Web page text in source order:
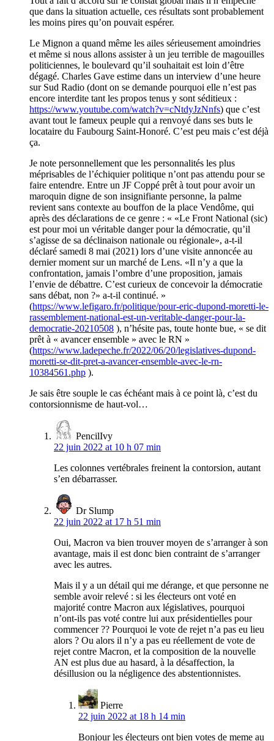
que dans la situation actuelle, ces résultats sont probablement
les moins pires qu’on pouvait espérer.
Le Mignon a quand même les ailes sérieusement amoindries
et même si nous allons assister à un jeu terrible de magouilles
politiciennes, le boulevard qu’il souhaitait est loin d’être
dégagé. Charles Gave estime dans un interview d’une heure
sur Sud Radio (dont on se demande pourquoi elle n’est pas
encore interdite tant les propos tenus y sont séditieux :
https://www.youtube.com/watch?v=cNtdyJzNnfs) que c’est
avant tout le fameux peuple qui a renvoyé dans ses buts le
locataire du Faubourg Saint-Honoré. C’est peu mais c’est déjà
ça.
Je note personnellement que les personnalités les plus
méprisables de l’échiquier politique n’ont pas attendu pour se
faire entendre. Entre un JF Coppé prêt à tout pour avoir un
maroquin digne de son insignifiante personne, la palme
revient sans contexte au bouffon de la place Vendôme, qui
après des déclarations de ce genre : « «Le Front National (sic)
est pour moi un véritable danger pour la démocratie, qu’il
s’agisse de sa déclinaison nationale ou régionale», a-t-il
déclaré samedi 8 mai (2021) lors d’une visite annoncée au
dernier moment sur un marché de Lens. «Il n’y a que la
confrontation, jamais l’ombre d’une proposition, jamais
l’envie de débattre. C’est curieux de concevoir la démocratie
sans débat, non ?» a-t-il continué. »
(https://www.lefigaro.fr/politique/pour-eric-dupond-moretti-le-
rassemblement-national-est-un-veritable-danger-pour-la-
democratie-20210508 ), n’hésite pas, toute honte bue, « se dit
prêt à « avancer ensemble » avec le RN »
(https://www.ladepeche.fr/2022/06/20/legislatives-dupond-
moretti-se-dit-pret-a-avancer-ensemble-avec-le-rn-
10384561.php ).
Je sais être souple le cas échéant mais à ce point là, c’est du
contorsionnisme de haut-vol…
PencilIvy
22 juin 2022 at 10 h 07 min
Les colonnes vertébrales freinent la contorsion, autant
s’en débarrasser.
Dr Slump
22 juin 2022 at 17 h 51 min
Oui, Macron va bien trouver moyen de s’arranger à son
avantage, mais il est donc bien contraint de s’arranger
avec les autres.
Mais il y a un détail qui me dérange, et que personne ne
semble avoir relevé : si les électeurs ont voté en
majorité contre Macron aux législatives, pourquoi
n’ont-ils pas voté contre lui aux présidentielles pour
commencer ?? Pourquoi le vote de rejet n’a pas eu lieu
alors ? Ou alors il n’y a pas eu réellement de vote de
rejet contre Macron, et la composition de la nouvelle
AN est plus due au hasard, à la désaffection, la
désillusion ou la négligence des abstentionnistes.
Pierre
22 juin 2022 at 18 h 14 min
Bonjour les électeurs ont bien votes de meme au